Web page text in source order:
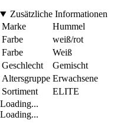
Zusätzliche Informationen
Marke
Hummel
Farbe
weiß/rot
Farbe
Weiß
Geschlecht
Gemischt
Altersgruppe Erwachsene
Sortiment
ELITE
Loading...
Loading...